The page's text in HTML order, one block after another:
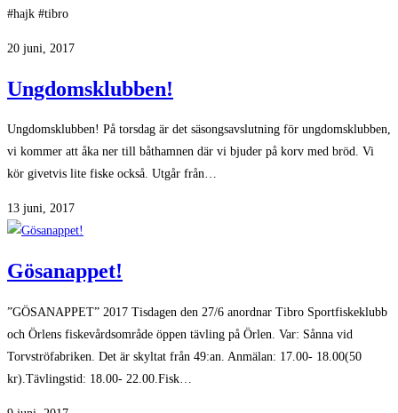
#hajk #tibro
20 juni, 2017
Ungdomsklubben!
Ungdomsklubben! På torsdag är det säsongsavslutning för ungdomsklubben,
vi kommer att åka ner till båthamnen där vi bjuder på korv med bröd. Vi
kör givetvis lite fiske också. Utgår från…
13 juni, 2017
Gösanappet!
”GÖSANAPPET” 2017 Tisdagen den 27/6 anordnar Tibro Sportfiskeklubb
och Örlens fiskevårdsområde öppen tävling på Örlen. Var: Sånna vid
Torvströfabriken. Det är skyltat från 49:an. Anmälan: 17.00- 18.00(50
kr).Tävlingstid: 18.00- 22.00.Fisk…